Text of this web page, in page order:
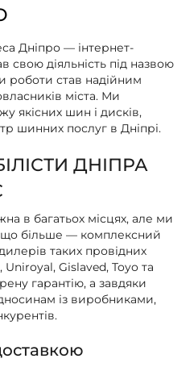
Дніпро — інтернет-
свою діяльність під назвою
роботи став надійним
міста. Ми
якісних шин і дисків,
шинних послуг в Дніпрі.
ДНІПРА
в багатьох місцях, але ми
більше — комплексний
таких провідних
, Uniroyal, Gislaved, Toyo та
гарантію, а завдяки
із виробниками,